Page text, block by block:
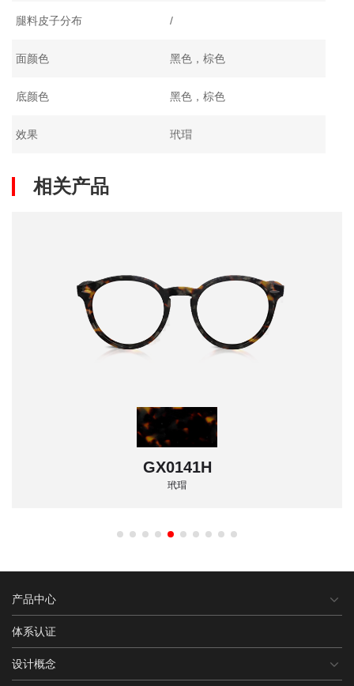
腿料皮子分布 /
面颜色 黑色，棕色
底颜色 黑色，棕色
效果 玳瑁
相关产品
GX0141H
玳瑁
产品中心
体系认证
设计概念